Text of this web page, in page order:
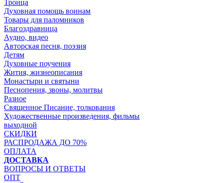
Троица
Духовная помощь воинам
Товары для паломников
Благоздравница
Аудио, видео
Авторская песня, поэзия
Детям
Духовные поучения
Жития, жизнеописания
Монастыри и святыни
Песнопения, звоны, молитвы
Разное
Священное Писание, толкования
Художественные произведения, фильмы
выходной
СКИДКИ
РАСПРОДАЖА ДО 70%
ОПЛАТА
ДОСТАВКА
ВОПРОСЫ И ОТВЕТЫ
ОПТ